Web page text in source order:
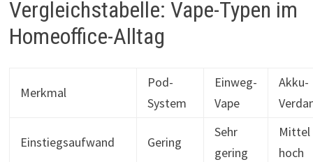
Vergleichstabelle: Vape-Typen im
Homeoffice-Alltag
Merkmal
Pod-
System
Einweg-
Vape
Akku-
Einstiegsaufwand Gering
Sehr
gering
Mittel
hoch